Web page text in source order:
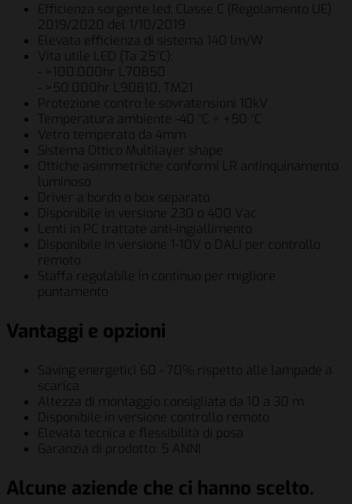
Efficienza sorgente led: Classe C (Regolamento UE)
2019/2020 del 1/10/2019
Elevata efficienza di sistema 140 lm/W
Vita utile LED (Ta 25°C):
- >100.000hr L70B50
- >50.000hr L90B10, TM21
Protezione contro le sovratensioni 10kV
Temperatura ambiente -40 °C ÷ +50 °C
Vetro temperato da 4mm
Sistema Ottico Multilayer shape
Ottiche asimmetriche conformi LR antinquinamento
luminoso
Driver a bordo o box separato
Disponibile in versione 230 o 400 Vac
Lenti in PC trattate anti-ingiallimento
Disponibile in versione 1-10V o DALI per controllo
remoto
Staffa regolabile in continuo per migliore
puntamento
Vantaggi e opzioni
Saving energetici 60 - 70% rispetto alle lampade a
scarica
Altezza di montaggio consigliata da 10 a 30 m
Disponibile in versione controllo remoto
Elevata tecnica e flessibilità di posa
Garanzia di prodotto: 5 ANNI
Alcune aziende che ci hanno scelto.